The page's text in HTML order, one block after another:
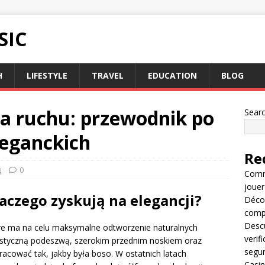
LIFESTYLE TRAVEL EDUCATION BLOG
ruchu: przewodnik po
0
zyskują na elegancji?
na celu maksymalne odtworzenie naturalnych
podeszwą, szerokim przednim noskiem oraz
tak, jakby była boso. W ostatnich latach